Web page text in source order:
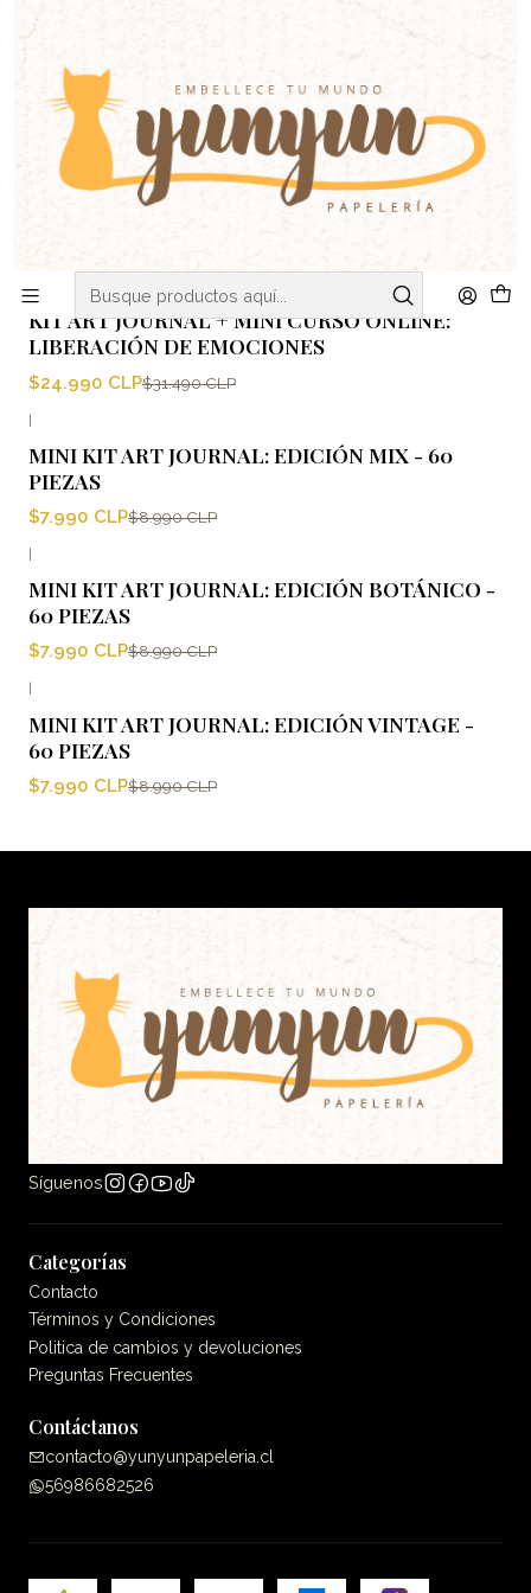
ENVIOS DE MARTES A VIERNES - RETIRO EN VIÑA DEL MAR
Inicio PAPELES Kit Art Journal
Kit Art Journal
-21%OFF
|
KIT ART JOURNAL + MINI CURSO ONLINE:
LIBERACIÓN DE EMOCIONES
$24.990 CLP$31.490 CLP
Nuevo
|
MINI KIT ART JOURNAL: EDICIÓN MIX - 60
PIEZAS
$7.990 CLP$8.990 CLP
Nuevo
MINI KIT ART JOURNAL: EDICIÓN BOTÁNICO -
60 PIEZAS
$7.990 CLP$8.990 CLP
Nuevo
MINI KIT ART JOURNAL: EDICIÓN VINTAGE -
60 PIEZAS
$7.990 CLP$8.990 CLP
Síguenos
Categorías
Contacto
Términos y Condiciones
Politica de cambios y devoluciones
Preguntas Frecuentes
Contáctanos
contacto@yunyunpapeleria.cl
56986682526